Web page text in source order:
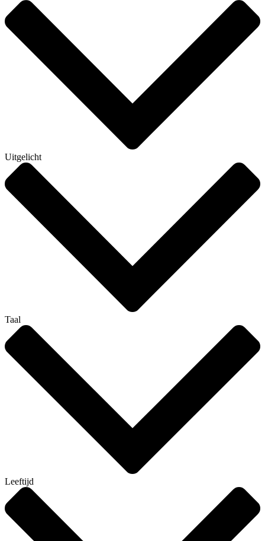
Uitgelicht
Taal
Leeftijd